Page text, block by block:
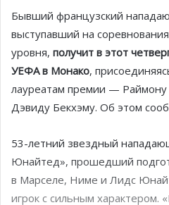
Бывший французский
выступавший на
уровня, получит в этот
УЕФА в Монако,
лауреатам премии — Раймону
Дэвиду Бекхэму. Об этом
53-летний звездный
Юнайтед», прошедший
в Марселе, Ниме и Лидс
игрок с сильным характером.